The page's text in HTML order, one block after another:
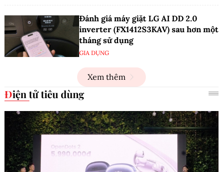
Đánh giá máy giặt LG AI DD 2.0
inverter (FX1412S3KAV) sau hơn một
tháng sử dụng
GIA DỤNG
Xem thêm
Điện tử tiêu dùng